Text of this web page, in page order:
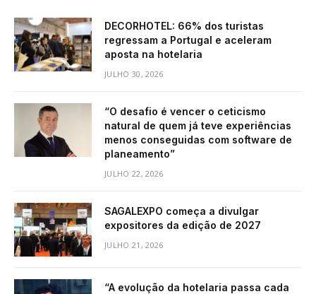
DECORHOTEL: 66% dos turistas
regressam a Portugal e aceleram
aposta na hotelaria
JULHO 30, 2026
“O desafio é vencer o ceticismo
natural de quem já teve experiências
menos conseguidas com software de
planeamento”
JULHO 22, 2026
SAGALEXPO começa a divulgar
expositores da edição de 2027
JULHO 21, 2026
“A evolução da hotelaria passa cada